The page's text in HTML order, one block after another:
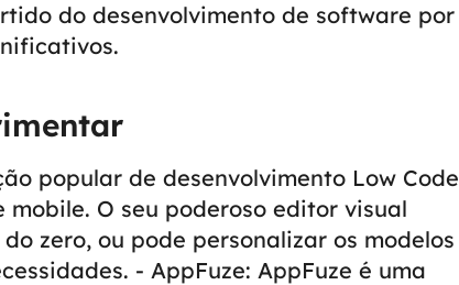
do desenvolvimento de software por
popular de desenvolvimento Low Code
O seu poderoso editor visual
zero, ou pode personalizar os modelos
- AppFuze: AppFuze é uma